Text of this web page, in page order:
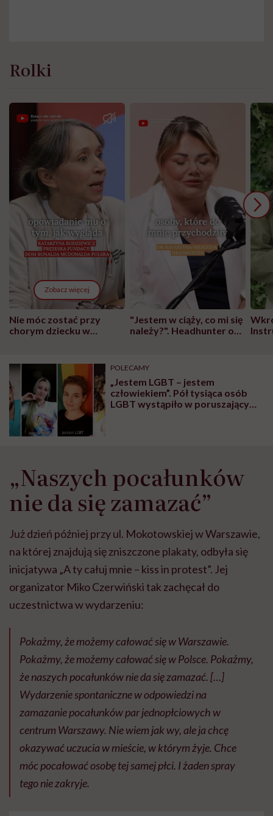
Rolki
Zobacz więcej
Nie móc zostać przy
chorym dziecku w
może chyba tylko
głupota i brak
wyobraźni"
"Jestem w ciąży, co mi się
należy?". Headhunter o
pracy
POLECAMY
„Jestem LGBT – jestem
człowiekiem”. Pół tysiąca osób
LGBT wystąpiło w poruszającym
„Naszych pocałunków
nie da się zamazać”
Już dzień później przy ul. Mokotowskiej w Warszawie,
na której znajdują się zniszczone plakaty, odbyła się
inicjatywa „A ty całuj mnie – kiss in protest”. Jej
organizator Miko Czerwiński tak zachęcał do
uczestnictwa w wydarzeniu:
Pokażmy, że możemy całować się w Warszawie.
Pokażmy, że możemy całować się w Polsce. Pokażmy,
że naszych pocałunków nie da się zamazać. […]
Wydarzenie spontaniczne w odpowiedzi na
zamazanie pocałunków par jednopłciowych w
centrum Warszawy. Nie wiem jak wy, ale ja chcę
okazywać uczucia w mieście, w którym żyje. Chce
móc pocałować osobę tej samej płci. I żaden spray
tego nie zakryje.